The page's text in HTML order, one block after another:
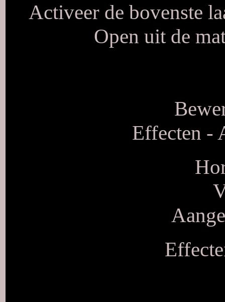
Activeer de bovenste
Open uit de
Effecten -